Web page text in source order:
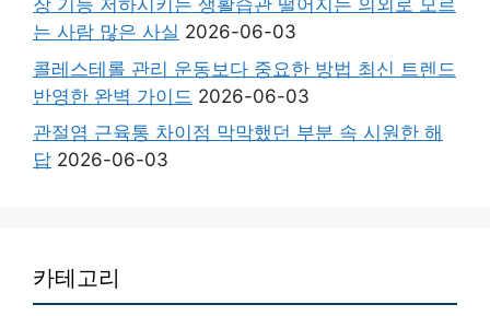
장 기능 저하시키는 생활습관 떨어지는 의외로 모르
는 사람 많은 사실 2026-06-03
콜레스테롤 관리 운동보다 중요한 방법 최신 트렌드
반영한 완벽 가이드 2026-06-03
관절염 근육통 차이점 막막했던 부분 속 시원한 해
답 2026-06-03
카테고리